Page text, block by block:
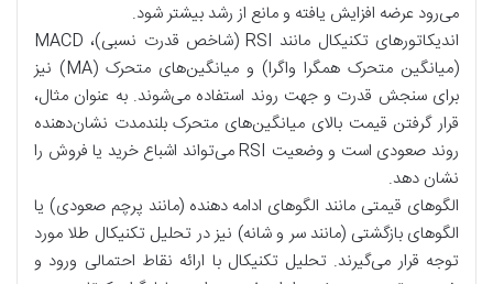
می‌رود عرضه افزایش یافته و مانع از رشد بیشتر شود.
اندیکاتورهای تکنیکال مانند RSI (شاخص قدرت نسبی)، MACD
(میانگین متحرک همگرا واگرا) و میانگین‌های متحرک (MA) نیز
برای سنجش قدرت و جهت روند استفاده می‌شوند. به عنوان مثال،
قرار گرفتن قیمت بالای میانگین‌های متحرک بلندمدت نشان‌دهنده
روند صعودی است و وضعیت RSI می‌تواند اشباع خرید یا فروش را
نشان دهد.
الگوهای قیمتی مانند الگوهای ادامه دهنده (مانند پرچم صعودی) یا
الگوهای بازگشتی (مانند سر و شانه) نیز در تحلیل تکنیکال طلا مورد
توجه قرار می‌گیرند. تحلیل تکنیکال با ارائه نقاط احتمالی ورود و